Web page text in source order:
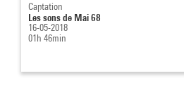
Captation
Les sons de Mai 68
16-05-2018
01h 46min